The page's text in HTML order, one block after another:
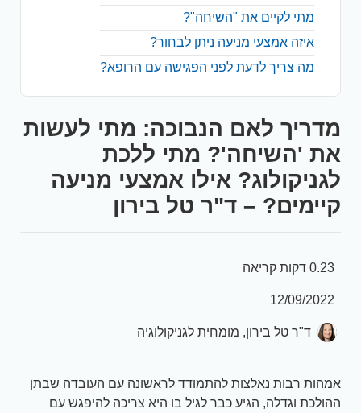
מתי לקיים את "השיחה"?
איזה אמצעי מניעה ניתן לבחור?
מה צריך לדעת לפני הפגישה עם הרופא?
מדריך לאם הנבוכה: מתי לעשות
את 'השיחה'? מתי ללכת
לגניקולוג? אילו אמצעי מניעה
קיימים? – ד"ר טל בירון
0.23 דקות קריאה
12/09/2022
ד"ר טל בירון, מומחית לגניקולוגיה
אמהות רבות נאלצות להתמודד לראשונה עם העובדה שבתן
ההולכת וגדלה, הגיע כבר לגיל בו היא צריכה להיפגש עם